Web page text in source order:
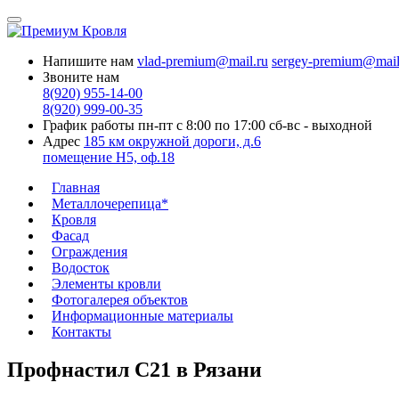
Напишите нам vlad-premium@mail.ru sergey-
Звоните нам
8(920) 955-14-00
8(920) 999-00-35
График работы пн-пт с 8:00 по 17:00 сб-вс - выходной
Адрес 185 км окружной дороги, д.6
помещение Н5, оф.18
Главная
Металлочерепица*
Кровля
Фасад
Ограждения
Водосток
Элементы кровли
Фотогалерея объектов
Информационные материалы
Контакты
Профнастил C21 в Рязани